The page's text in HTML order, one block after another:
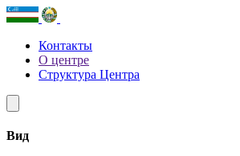
Контакты
О центре
Структура Центра
Вид